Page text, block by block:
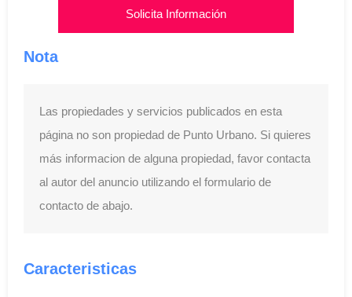
Solicita Información
Nota
Las propiedades y servicios publicados en esta
página no son propiedad de Punto Urbano. Si quieres
más informacion de alguna propiedad, favor contacta
al autor del anuncio utilizando el formulario de
contacto de abajo.
Caracteristicas